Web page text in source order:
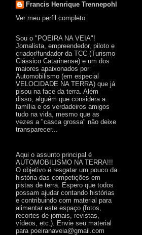
Francis Henrique Trennepohl
Ver meu perfil completo
Sou o "POEIRA NA VEIA"!
Jornalista, empreendedor, piloto e
criador/fundador da TCC (Turismo
Clássico Catarinense) e um dos
maiores apaixonados por
Automobilismo (em especial
VELOCIDADE NA TERRA) que já
pisou na face da terra. Além
disso, alguém que considera a
família e os verdadeiros amigos
tudo na vida, mesmo que as
vezes a "casca grossa" não deixe
transparecer...
Aqui o assunto principal é
AUTOMOBILISMO NA TERRA!!!
O objetivo é resgatar um pouco da
história das competições em
pistas de terra. Espero que todos
possam ajudar contando histórias
e contribuindo com material para
alimentar este espaço (fotos,
recortes de jornais, revistas,
vídeos, etc.). Envie seu material
para poeiranaveia@gmail.com